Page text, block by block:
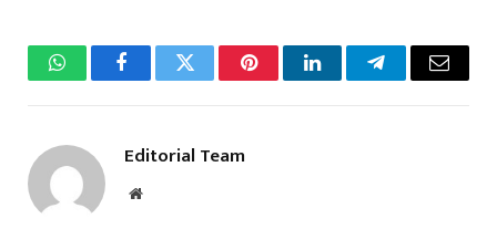
WhatsAppFacebookTwitter PinterestLinkedInTelegramEmail
Editorial Team
Website